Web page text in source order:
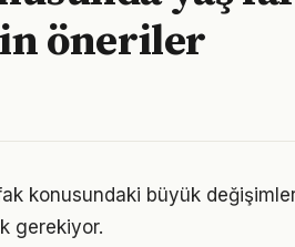
öneriler
konusundaki büyük
gerekiyor.